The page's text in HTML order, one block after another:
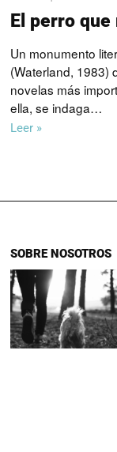
El perro
Un monumento
(Waterland, 1983)
novelas más
ella, se indaga…
Leer »
SOBRE NOSOTROS